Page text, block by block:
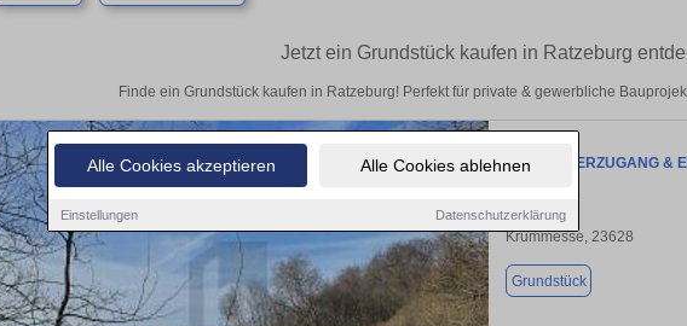
Alle Cookies akzeptieren Alle Cookies ablehnen
Einstellungen Datenschutzerklärung
Jetzt ein Grundstück kaufen in Ratzeburg
Finde ein Grundstück kaufen in Ratzeburg! Perfekt für private & gewerbliche
MIT WASSERZUGANG &
Krummesse, 23628
Grundstück